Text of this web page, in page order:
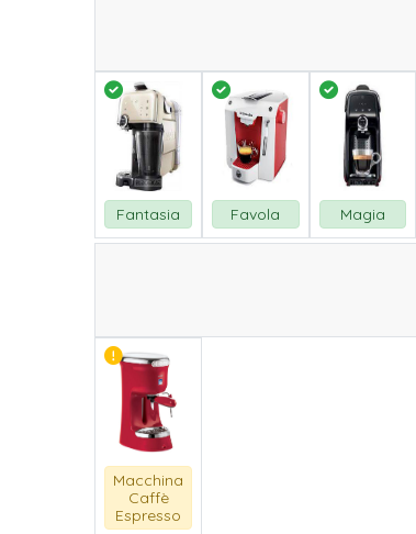
Fantasia Favola Magia
Macchina
Caffè
Espresso